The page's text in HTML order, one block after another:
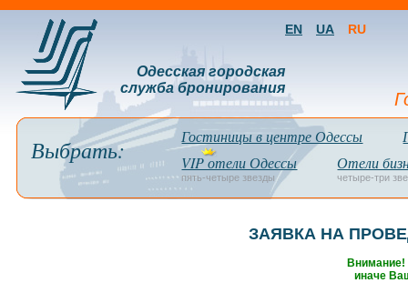
Одесская городская
служба бронирования
EN UA RU
Выбрать: Гостиницы в центре Одессы
VIP отели Одессы
пять-четыре звезды
Отели
четыре-три
ЗАЯВКА НА
иначе